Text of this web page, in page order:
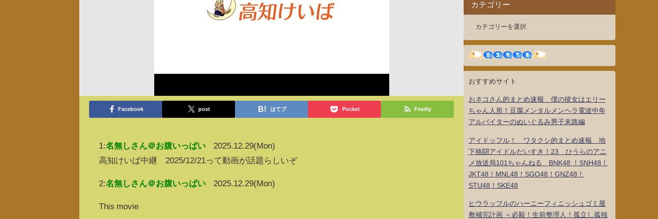
Facebook post はてブ Pocket Feedly
1:名無しさん＠お腹いっぱい
2025.12.29(Mon)
高知けいば中継 2025/12/21って動画が話題らしいぞ
2:名無しさん＠お腹いっぱい 2025.12.29(Mon)
This movie
カテゴリー
おすすめサイト
おネコさん的まとめ速報 僕の彼女はエリー
ちゃん人形！豆腐メンタルメンヘラ電波中年
アルバイターのぬいぐるみ男子末路編
アイドッフル！ ワタクシ的まとめ速報 地
下格闘アイドルだいすき！23 ひうらのアニ
メ放送局101ちゃんねる BNK48 ！SNH48！
JKT48！MNL48！SGO48！GNZ48！
STU48！SKE48
ヒウラッフルのハーニーフィニッシュゴミ屋
敷補完計画 ＜必殺！生前整理人！孤立し孤独